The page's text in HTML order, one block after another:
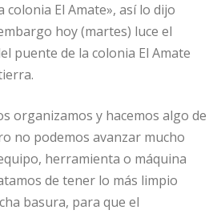
colonia El Amate», así lo dijo
hoy (martes) luce el
puente de la colonia El Amate
organizamos y hacemos algo de
no podemos avanzar mucho
herramienta o máquina
de tener lo más limpio
basura, para que el